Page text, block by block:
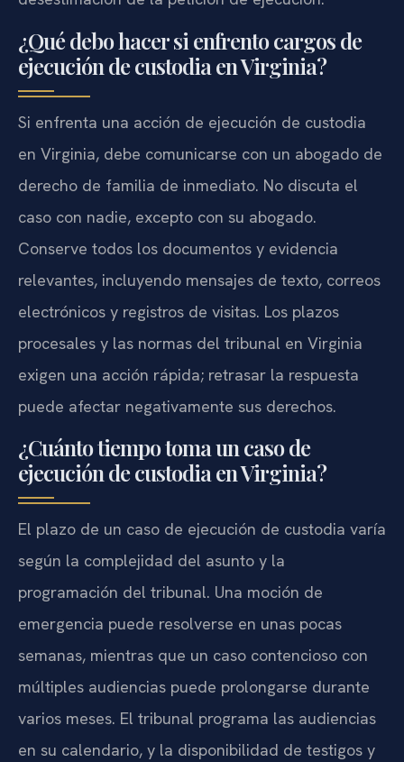
¿Qué debo hacer si enfrento cargos de
ejecución de custodia en Virginia?
Si enfrenta una acción de ejecución de custodia
en Virginia, debe comunicarse con un abogado de
derecho de familia de inmediato. No discuta el
caso con nadie, excepto con su abogado.
Conserve todos los documentos y evidencia
relevantes, incluyendo mensajes de texto, correos
electrónicos y registros de visitas. Los plazos
procesales y las normas del tribunal en Virginia
exigen una acción rápida; retrasar la respuesta
puede afectar negativamente sus derechos.
¿Cuánto tiempo toma un caso de
ejecución de custodia en Virginia?
El plazo de un caso de ejecución de custodia varía
según la complejidad del asunto y la
programación del tribunal. Una moción de
emergencia puede resolverse en unas pocas
semanas, mientras que un caso contencioso con
múltiples audiencias puede prolongarse durante
varios meses. El tribunal programa las audiencias
en su calendario, y la disponibilidad de testigos y